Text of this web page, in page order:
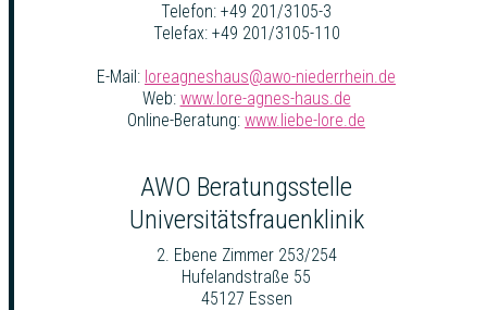
Telefon: +49 201/3105-3
Telefax: +49 201/3105-110
E-Mail: loreagneshaus@awo-niederrhein.de
Web: www.lore-agnes-haus.de
Online-Beratung: www.liebe-lore.de
AWO Beratungsstelle
Universitätsfrauenklinik
2. Ebene Zimmer 253/254
Hufelandstraße 55
45127 Essen